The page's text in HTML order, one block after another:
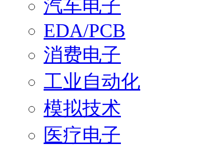
汽车电子
EDA/PCB
消费电子
工业自动化
模拟技术
医疗电子